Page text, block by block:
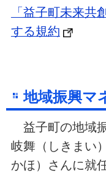
「益子町未来共
する規約
地域振興マ
益子町の地域
岐舞（しきまい
かほ）さんに就